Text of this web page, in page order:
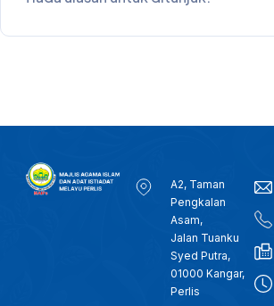
A2, Taman
Pengkalan
Asam,
Jalan Tuanku
Syed Putra,
01000 Kangar,
Perlis